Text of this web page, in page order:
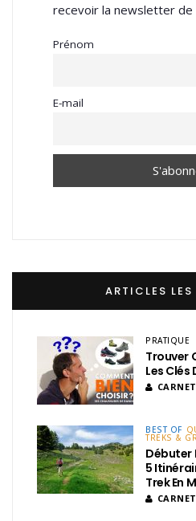
recevoir la newsletter de
Prénom
E-mail
ARTICLES LES
PRATIQUE
Trouver
Les Clés
BEST OF
TREKS & GR
Débuter
5
Trek En